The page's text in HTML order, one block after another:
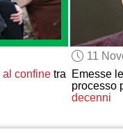
al confinetra
11
Emesse
processo
decenni